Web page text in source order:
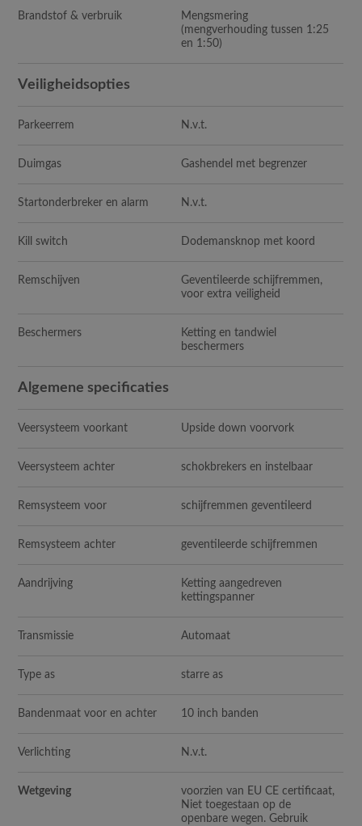
Brandstof & verbruik
Mengsmering
(mengverhouding tussen 1:25
en 1:50)
Veiligheidsopties
Parkeerrem N.v.t.
Duimgas Gashendel met begrenzer
Startonderbreker en alarm N.v.t.
Kill switch Dodemansknop met koord
Remschijven
Geventileerde schijfremmen,
voor extra veiligheid
Beschermers
Ketting en tandwiel
beschermers
Algemene specificaties
Veersysteem voorkant Upside down voorvork
Veersysteem achter schokbrekers en instelbaar
Remsysteem voor schijfremmen geventileerd
Remsysteem achter geventileerde schijfremmen
Aandrijving
Ketting aangedreven
kettingspanner
Transmissie Automaat
Type as starre as
Bandenmaat voor en achter 10 inch banden
Verlichting N.v.t.
Wetgeving
voorzien van EU CE certificaat,
Niet toegestaan op de
openbare wegen. Gebruik